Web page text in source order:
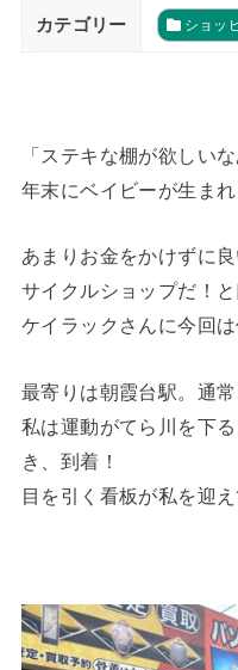
カテゴリー ショッ
「ステキな棚が欲しいな
年末にベイビーが生ま
あまりお金をかけずに
サイクルショップだ！
ケイラックさんに今回
最寄りは朝霞台駅。通
私は運動がてら川を下
き、到着！
目を引く看板が私を迎え